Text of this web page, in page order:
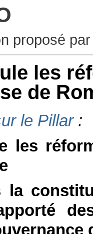
proposé
les
de
le Pillar:
les
la